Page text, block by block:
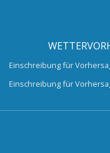
Einschreibung für
Einschreibung für